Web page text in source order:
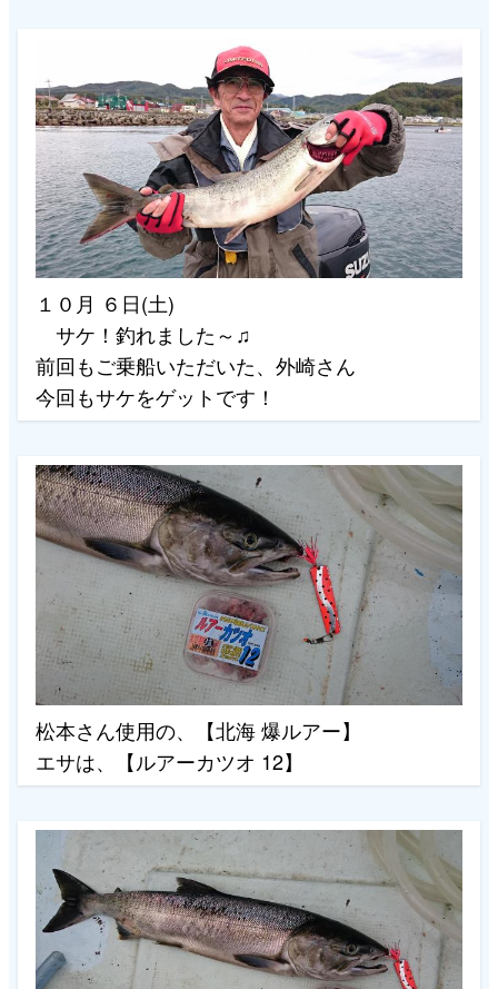
１０月 ６日(土)
サケ！釣れました～♫
前回もご乗船いただいた、外崎さん
今回もサケをゲットです！
松本さん使用の、【北海 爆ルアー】
エサは、【ルアーカツオ 12】